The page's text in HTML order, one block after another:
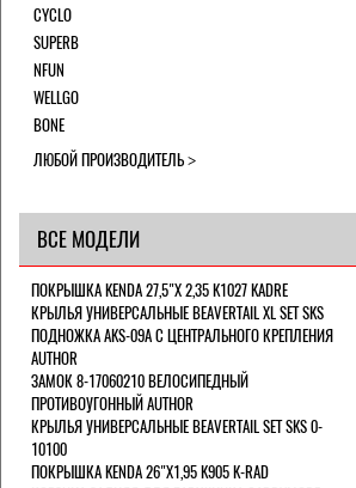
CYCLO
SUPERB
NFUN
WELLGO
BONE
ЛЮБОЙ ПРОИЗВОДИТЕЛЬ
ВСЕ МОДЕЛИ
ПОКРЫШКА KENDA 27,5"Х 2,35 K1027 KADRE
КРЫЛЬЯ УНИВЕРСАЛЬНЫЕ BEAVERTAIL XL SET SKS
ПОДНОЖКА AKS-09A C ЦЕНТРАЛЬНОГО КРЕПЛЕНИЯ
AUTHOR
ЗАМОК 8-17060210 ВЕЛОСИПЕДНЫЙ
ПРОТИВОУГОННЫЙ AUTHOR
КРЫЛЬЯ УНИВЕРСАЛЬНЫЕ BEAVERTAIL SET SKS 0-
10100
ПОКРЫШКА KENDA 26"Х1,95 K905 K-RAD